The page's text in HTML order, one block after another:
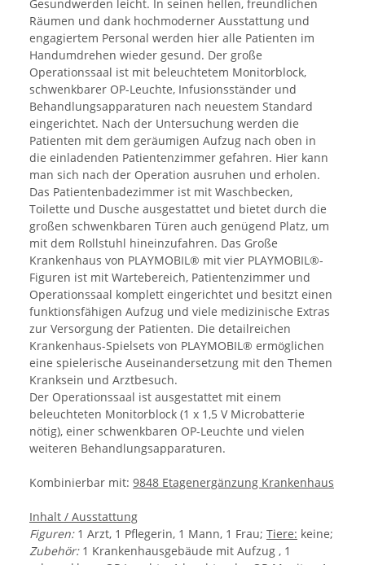
Gesundwerden leicht. In seinen hellen, freundlichen
Räumen und dank hochmoderner Ausstattung und
engagiertem Personal werden hier alle Patienten im
Handumdrehen wieder gesund. Der große
Operationssaal ist mit beleuchtetem Monitorblock,
schwenkbarer OP-Leuchte, Infusionsständer und
Behandlungsapparaturen nach neuestem Standard
eingerichtet. Nach der Untersuchung werden die
Patienten mit dem geräumigen Aufzug nach oben in
die einladenden Patientenzimmer gefahren. Hier kann
man sich nach der Operation ausruhen und erholen.
Das Patientenbadezimmer ist mit Waschbecken,
Toilette und Dusche ausgestattet und bietet durch die
großen schwenkbaren Türen auch genügend Platz, um
mit dem Rollstuhl hineinzufahren. Das Große
Krankenhaus von PLAYMOBIL® mit vier PLAYMOBIL®-
Figuren ist mit Wartebereich, Patientenzimmer und
Operationssaal komplett eingerichtet und besitzt einen
funktionsfähigen Aufzug und viele medizinische Extras
zur Versorgung der Patienten. Die detailreichen
Krankenhaus-Spielsets von PLAYMOBIL® ermöglichen
eine spielerische Auseinandersetzung mit den Themen
Kranksein und Arztbesuch.
Der Operationssaal ist ausgestattet mit einem
beleuchteten Monitorblock (1 x 1,5 V Microbatterie
nötig), einer schwenkbaren OP-Leuchte und vielen
weiteren Behandlungsapparaturen.
Kombinierbar mit: 9848 Etagenergänzung Krankenhaus
Inhalt / Ausstattung
Figuren:1 Arzt, 1 Pflegerin, 1 Mann, 1 Frau; Tiere: keine;
Zubehör:1 Krankenhausgebäude mit Aufzug , 1